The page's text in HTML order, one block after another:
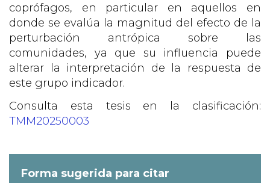
coprófagos, en particular en aquellos en
donde se evalúa la magnitud del efecto de la
perturbación antrópica sobre las
comunidades, ya que su influencia puede
alterar la interpretación de la respuesta de
este grupo indicador.
Consulta esta tesis en la clasificación:
TMM20250003
Forma sugerida para citar